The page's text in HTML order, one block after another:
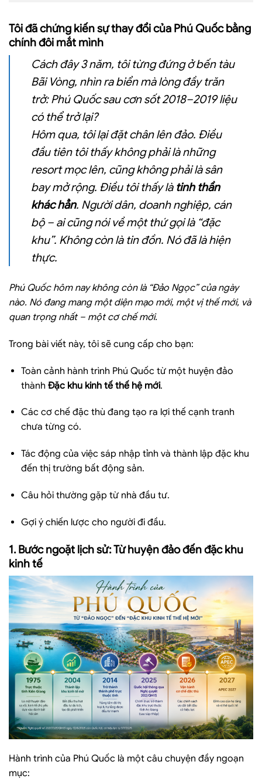
Tôi đã chứng kiến sự thay đổi của Phú Quốc bằng
chính đôi mắt mình
Cách đây 3 năm, tôi từng đứng ở bến tàu
Bãi Vòng, nhìn ra biển mà lòng đầy trăn
trở: Phú Quốc sau cơn sốt 2018–2019 liệu
có thể trở lại?
Hôm qua, tôi lại đặt chân lên đảo. Điều
đầu tiên tôi thấy không phải là những
resort mọc lên, cũng không phải là sân
bay mở rộng. Điều tôi thấy là tinh thần
khác hẳn. Người dân, doanh nghiệp, cán
bộ – ai cũng nói về một thứ gọi là “đặc
khu”. Không còn là tin đồn. Nó đã là hiện
thực.
Phú Quốc hôm nay không còn là “Đảo Ngọc” của ngày
nào. Nó đang mang một diện mạo mới, một vị thế mới, và
quan trọng nhất – một cơ chế mới.
Trong bài viết này, tôi sẽ cung cấp cho bạn:
Toàn cảnh hành trình Phú Quốc từ một huyện đảo
thành Đặc khu kinh tế thế hệ mới.
Các cơ chế đặc thù đang tạo ra lợi thế cạnh tranh
chưa từng có.
Tác động của việc sáp nhập tỉnh và thành lập đặc khu
đến thị trường bất động sản.
Câu hỏi thường gặp từ nhà đầu tư.
Gợi ý chiến lược cho người đi đầu.
1. Bước ngoặt lịch sử: Từ huyện đảo đến đặc khu
kinh tế
Hành trình của Phú Quốc là một câu chuyện đầy ngoạn
mục: